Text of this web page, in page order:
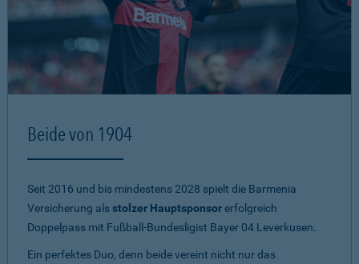
Beide von 1904
Seit 2016 und bis mindestens 2028 spielt die Barmenia
Versicherung alsstolzer Hauptsponsorerfolgreich
Doppelpass mit Fußball-Bundesligist Bayer 04 Leverkusen.
Ein perfektes Duo, denn beide vereint nicht nur das